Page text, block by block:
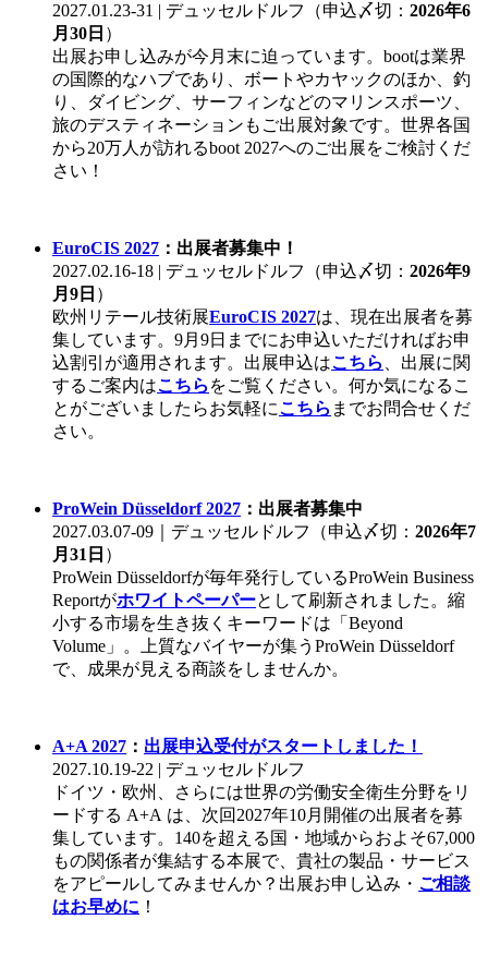
2027.01.23-31 | デュッセルドルフ（申込〆切： 2026年6
月30日 ）
出展お申し込みが今月末に迫っています。bootは業界
の国際的なハブであり、ボートやカヤックのほか、釣
り、ダイビング、サーフィンなどのマリンスポーツ、
旅のデスティネーションもご出展対象です。世界各国
から20万人が訪れるboot 2027へのご出展をご検討くだ
さい！
EuroCIS 2027 ：出展者募集中！
2027.02.16-18 | デュッセルドルフ（申込〆切： 2026年9
月9日 ）
欧州リテール技術展EuroCIS 2027は、現在出展者を募
集しています。9月9日までにお申込いただければお申
込割引が適用されます。出展申込はこちら
、出展に関
するご案内はこちら をご覧ください。何か気になるこ
とがございましたらお気軽にこちら までお問合せくだ
さい。
ProWein Düsseldorf 2027 ：出展者募集中
2027.03.07-09｜デュッセルドルフ（申込〆切： 2026年7
月31日 ）
ProWein Düsseldorfが毎年発行しているProWein Business
Reportがホワイトペーパーとして刷新されました。縮
小する市場を生き抜くキーワードは「Beyond
Volume」。上質なバイヤーが集うProWein Düsseldorf
で、成果が見える商談をしませんか。
A+A 2027 ： 出展申込受付がスタートしました！
2027.10.19-22 | デュッセルドルフ
ドイツ・欧州、さらには世界の労働安全衛生分野をリ
ードする A+A は、次回2027年10月開催の出展者を募
集しています。140を超える国・地域からおよそ67,000
もの関係者が集結する本展で、貴社の製品・サービス
をアピールしてみませんか？出展お申し込み・ ご相談
はお早めに ！